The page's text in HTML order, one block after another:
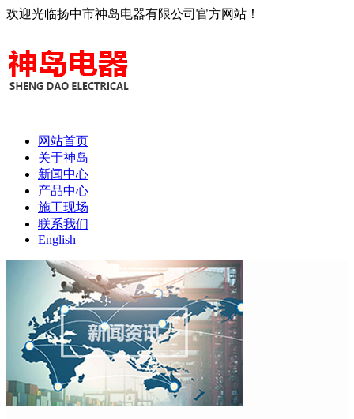
欢迎光临扬中市神岛电器有限公司官方网站！
网站首页
关于神岛
新闻中心
产品中心
施工现场
联系我们
English